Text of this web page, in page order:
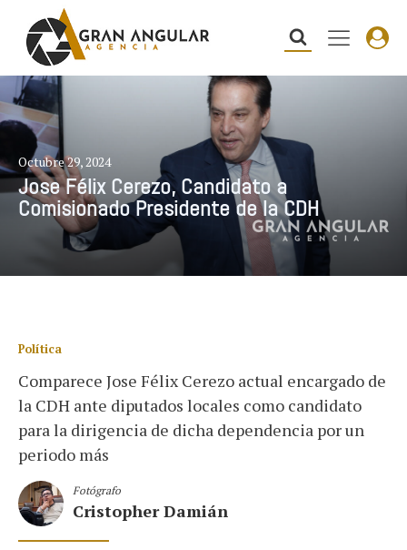
Octubre 29, 2024
Jose Félix Cerezo, Candidato a
Comisionado Presidente de la CDH
Política
Comparece Jose Félix Cerezo actual encargado de
la CDH ante diputados locales como candidato
para la dirigencia de dicha dependencia por un
periodo más
Fotógrafo
Cristopher Damián